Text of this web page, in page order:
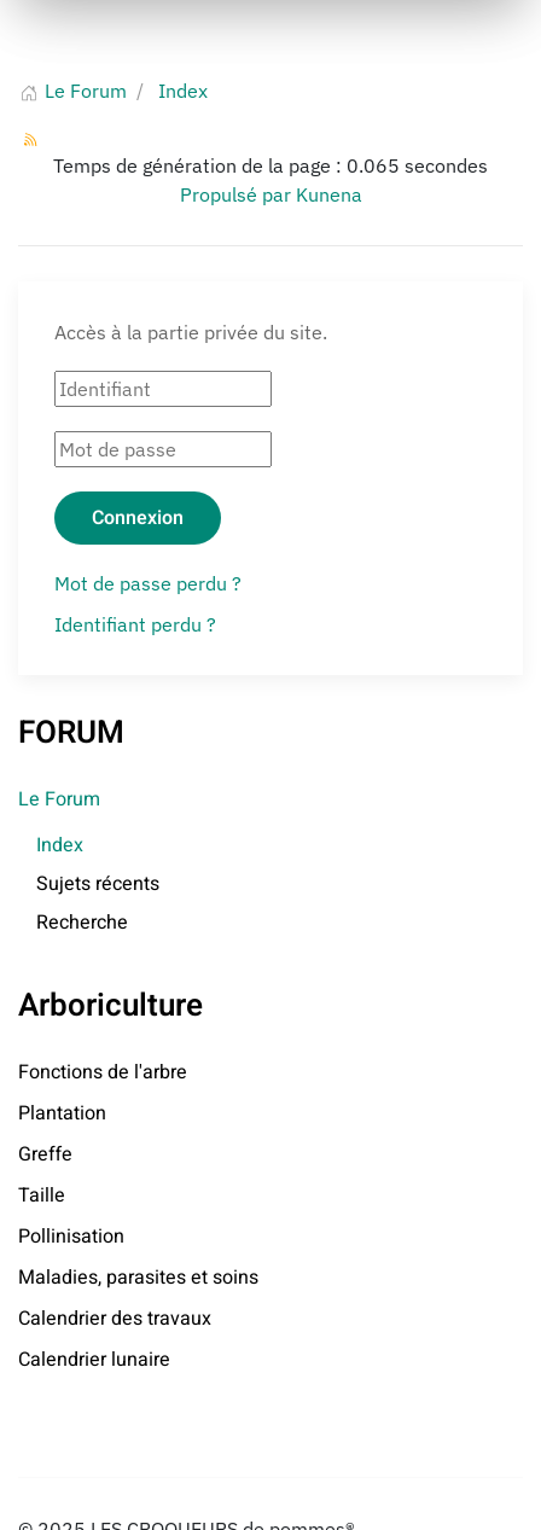
Le Forum Index
Temps de génération de la page : 0.065 secondes
Propulsé par Kunena
Accès à la partie privée du site.
Connexion
Mot de passe perdu ?
Identifiant perdu ?
FORUM
Le Forum
Index
Sujets récents
Recherche
Arboriculture
Fonctions de l'arbre
Plantation
Greffe
Taille
Pollinisation
Maladies, parasites et soins
Calendrier des travaux
Calendrier lunaire